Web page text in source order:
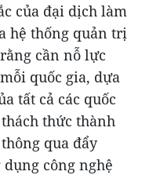
của đại dịch làm
hệ thống quản trị
cần nỗ lực
quốc gia, dựa
tất cả các quốc
thức thành
qua đẩy
công nghệ